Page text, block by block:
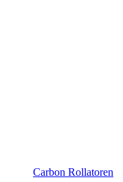
Carbon Rollatoren